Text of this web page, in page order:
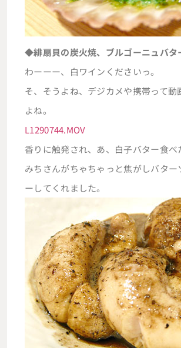
◆緋扇貝の炭火焼、ブルゴーニュバタ
わーーー、白ワインくださいっ。
そ、そうよね、デジカメや携帯って動
よね。
L1290744.MOV
香りに触発され、あ、白子バター食べ
みちさんがちゃちゃっと焦がしバター
ーしてくれました。